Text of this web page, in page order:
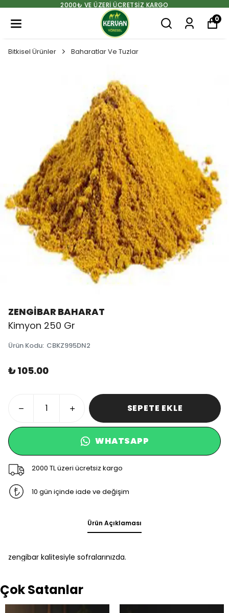
2000₺ VE ÜZERİ ÜCRETSİZ KARGO
0
Bitkisel Ürünler Baharatlar Ve Tuzlar
ZENGİBAR BAHARAT
Kimyon 250 Gr
Ürün Kodu: CBKZ995DN2
₺ 105.00
SEPETE EKLE
WHATSAPP
2000 TL üzeri ücretsiz kargo
10 gün içinde iade ve değişim
Ürün Açıklaması
zengibar kalitesiyle sofralarınızda.
Çok Satanlar